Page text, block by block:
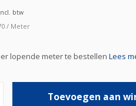
btw
/ Meter
lopende meter te bestellen Lees
Toevoegen aan